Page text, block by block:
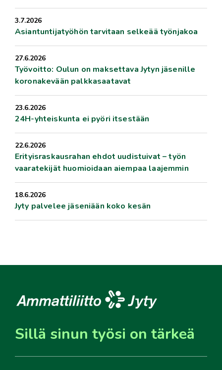
3.7.2026
Asiantuntijatyöhön tarvitaan selkeää työnjakoa
27.6.2026
Työvoitto: Oulun on maksettava Jytyn jäsenille
koronakevään palkkasaatavat
23.6.2026
24H-yhteiskunta ei pyöri itsestään
22.6.2026
Erityisraskausrahan ehdot uudistuivat – työn
vaaratekijät huomioidaan aiempaa laajemmin
18.6.2026
Jyty palvelee jäseniään koko kesän
Sillä sinun työsi on tärkeä